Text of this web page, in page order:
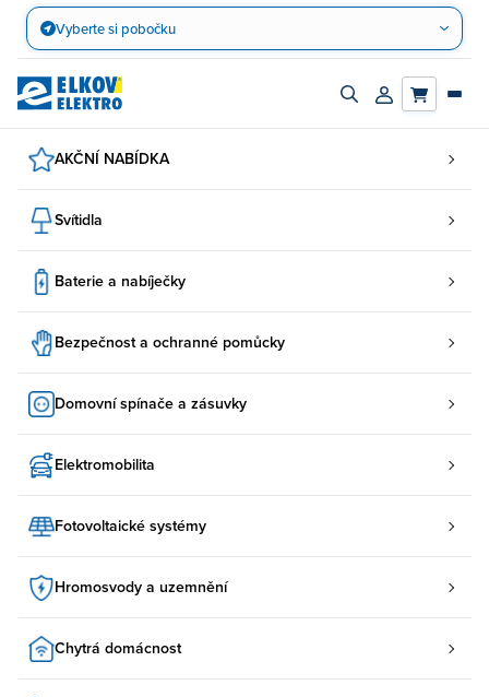
Přejít
obsah
Vyberte si pobočku
Zapnout/vypnout
Přihlásit/
AKČNÍ NABÍDKA
Svítidla
Baterie a nabíječky
Bezpečnost a ochranné pomůcky
Domovní spínače a zásuvky
Elektromobilita
Fotovoltaické systémy
Hromosvody a uzemnění
Chytrá domácnost